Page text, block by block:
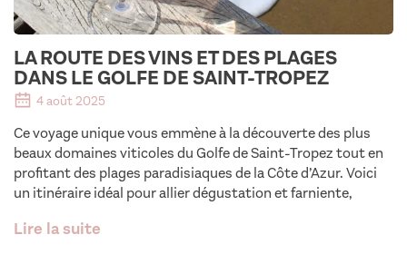
LA ROUTE DES VINS ET DES PLAGES
DANS LE GOLFE DE SAINT-TROPEZ
4 août 2025
Ce voyage unique vous emmène à la découverte des plus
beaux domaines viticoles du Golfe de Saint-Tropez tout en
profitant des plages paradisiaques de la Côte d’Azur. Voici
un itinéraire idéal pour allier dégustation et farniente,
Lire la suite